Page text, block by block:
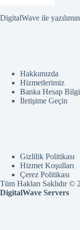
DigitalWave ile yazılımın
Hakkımızda
Hizmetlerimiz
Banka Hesap
İletişime Geçin
Gizlilik Politikası
Hizmet Koşulları
Çerez Politikası
Tüm Hakları Saklıdır ©
DigitalWave Servers